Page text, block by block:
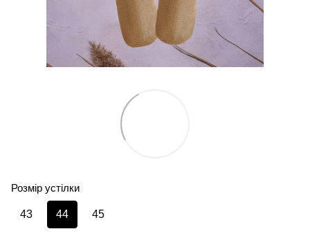
Розмір устілки
43 44 45